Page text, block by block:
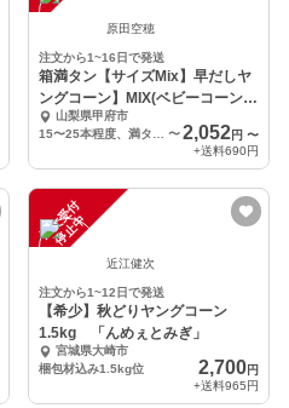
原田空穂
注文から1~16日で発送
箱満タン【サイズMix】早だしヤ
ングコーン】MIX(ベビーコーン、
ミドルコーン)
山梨県甲府市
〜2,052円 〜
+送料690円
注
文
受
付
停
止
中
近江健次
注文から1~12日で発送
【希少】秋どりヤングコーン
1.5kg 「んめぇとみぎ」
宮城県大崎市
梱包材込み1.5kg位
2,700円
+送料965円